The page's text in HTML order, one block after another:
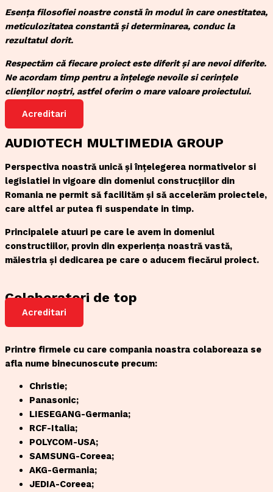
Esența filosofiei noastre constă în modul în care onestitatea,
meticulozitatea constantă și determinarea, conduc la
rezultatul dorit.
Respectăm că fiecare proiect este diferit și are nevoi diferite.
Ne acordam timp pentru a înțelege nevoile si cerințele
clienților noștri, astfel oferim o mare valoare proiectului.
Acreditari
AUDIOTECH MULTIMEDIA GROUP
Perspectiva noastră unică și înțelegerea normativelor si
legislatiei in vigoare din domeniul construcțiilor din
Romania ne permit să facilităm și să accelerăm proiectele,
care altfel ar putea fi suspendate in timp.
Principalele atuuri pe care le avem in domeniul
constructiilor, provin din experiența noastră vastă,
măiestria și dedicarea pe care o aducem fiecărui proiect.
Colaboratori de top
Acreditari
Printre firmele cu care compania noastra colaboreaza se
afla nume binecunoscute precum:
Christie;
Panasonic;
LIESEGANG-Germania;
RCF-Italia;
POLYCOM-USA;
SAMSUNG-Coreea;
AKG-Germania;
JEDIA-Coreea;